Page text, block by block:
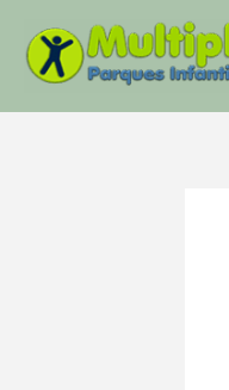
contenido